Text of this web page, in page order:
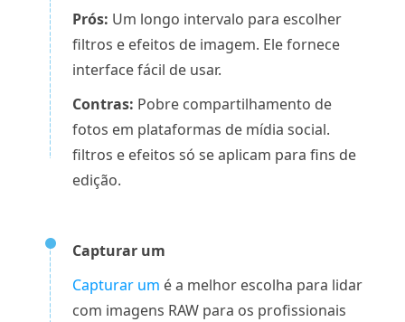
Prós: Um longo intervalo para escolher
filtros e efeitos de imagem. Ele fornece
interface fácil de usar.
Contras: Pobre compartilhamento de
fotos em plataformas de mídia social.
filtros e efeitos só se aplicam para fins de
edição.
Capturar um
Capturar um é a melhor escolha para lidar
com imagens RAW para os profissionais